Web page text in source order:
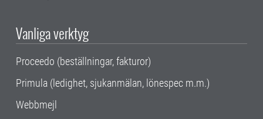
Vanliga verktyg
Proceedo (beställningar, fakturor)
Primula (ledighet, sjukanmälan, lönespec m.m.)
Webbmejl